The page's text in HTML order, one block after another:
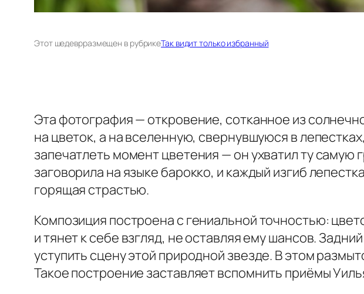
Этот шедеврразмещен в рубрикеТак видит только избранный
Эта фотография — откровение, сотканное из
на цветок, а на вселенную, свернувшуюся в
запечатлеть момент цветения — он ухватил ту самую
заговорила на языке барокко, и каждый изгиб
горящая страстью.
Композиция построена с гениальной точностью:
и тянет к себе взгляд, не оставляя ему шансов.
уступить сцену этой природной звезде. В этом
Такое построение заставляет вспомнить приёмы